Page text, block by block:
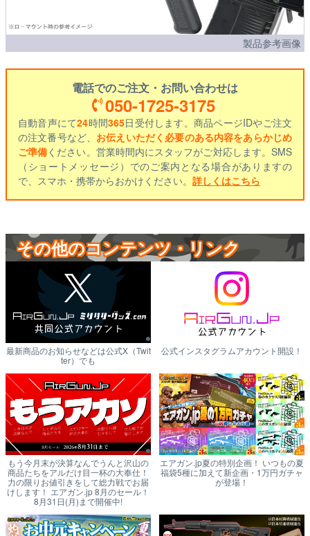
製品参考画像
電話でのご注文・お問い合わせは
050-1725-3175
自動音声にて24時間365日受付します。商品ページIDやご注文
の注文番号など、 お伝えいただく必要のある内容をあらかじめ
ご準備ください。営業時間内にスタッフがご対応します。SMS
（ショートメッセージ）でのご案内となる場合がありますの
で、スマホ・携帯からおかけください。 詳しくはこちら
その他のコンテンツ・リンク
最新商品のお知らせなどは公式X（Twit
ter）でも
公式インスタグラムアカウント開設！
もう今月末が決算なんでうんと沢山の
商品たちをアルだけ目一杯の大奉仕！
力の限りお値引きをして総力戦でお届
けします！ エアガン.jp 8月のセール！
8月31日(月)まで開催中!
エアガン.jp夏の特別企画！ いつもの夏
福袋5種に加えて新企画・1万円ガチャ
が登場！